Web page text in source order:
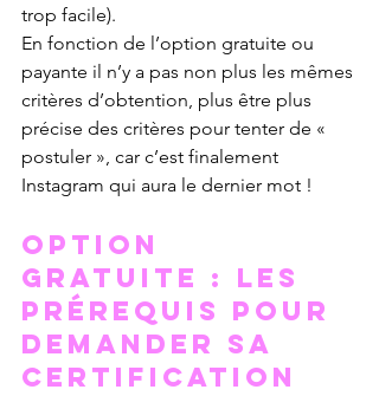
trop facile).
En fonction de l’option gratuite ou
payante il n’y a pas non plus les mêmes
critères d’obtention, plus être plus
précise des critères pour tenter de «
postuler », car c’est finalement
Instagram qui aura le dernier mot !
Option
gratuite : les
prérequis pour
demander sa
certification